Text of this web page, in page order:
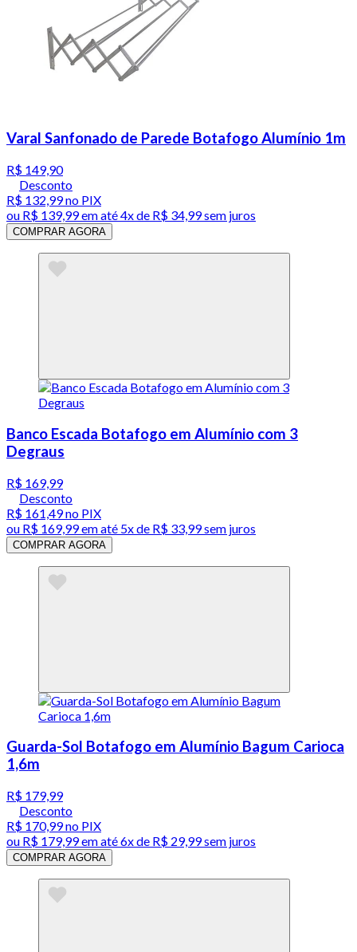
Varal Sanfonado de Parede Botafogo Alumínio 1m
R$ 149,90
Desconto
R$ 132,99no PIX
ou R$ 139,99em até4x de R$ 34,99 sem juros
COMPRAR AGORA
Banco Escada Botafogo em Alumínio com 3
Degraus
R$ 169,99
Desconto
R$ 161,49no PIX
ou R$ 169,99em até 5x de R$ 33,99 sem juros
COMPRAR AGORA
Guarda-Sol Botafogo em Alumínio Bagum Carioca
1,6m
R$ 179,99
Desconto
R$ 170,99no PIX
ou R$ 179,99em até6x de R$ 29,99 sem juros
COMPRAR AGORA